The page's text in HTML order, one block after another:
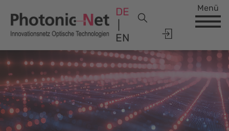
DE
EN
Menü